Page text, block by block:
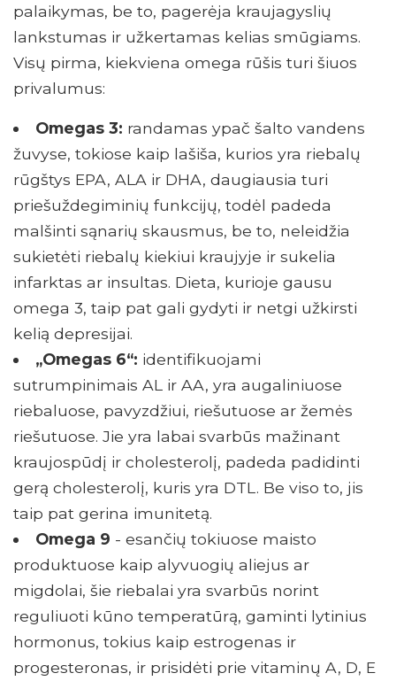
palaikymas, be to, pagerėja kraujagyslių
lankstumas ir užkertamas kelias smūgiams.
Visų pirma, kiekviena omega rūšis turi šiuos
privalumus:
Omegas 3: randamas ypač šalto vandens
žuvyse, tokiose kaip lašiša, kurios yra riebalų
rūgštys EPA, ALA ir DHA, daugiausia turi
priešuždegiminių funkcijų, todėl padeda
malšinti sąnarių skausmus, be to, neleidžia
sukietėti riebalų kiekiui kraujyje ir sukelia
infarktas ar insultas. Dieta, kurioje gausu
omega 3, taip pat gali gydyti ir netgi užkirsti
kelią depresijai.
„Omegas 6“: identifikuojami
sutrumpinimais AL ir AA, yra augaliniuose
riebaluose, pavyzdžiui, riešutuose ar žemės
riešutuose. Jie yra labai svarbūs mažinant
kraujospūdį ir cholesterolį, padeda padidinti
gerą cholesterolį, kuris yra DTL. Be viso to, jis
taip pat gerina imunitetą.
Omega 9 - esančių tokiuose maisto
produktuose kaip alyvuogių aliejus ar
migdolai, šie riebalai yra svarbūs norint
reguliuoti kūno temperatūrą, gaminti lytinius
hormonus, tokius kaip estrogenas ir
progesteronas, ir prisidėti prie vitaminų A, D, E